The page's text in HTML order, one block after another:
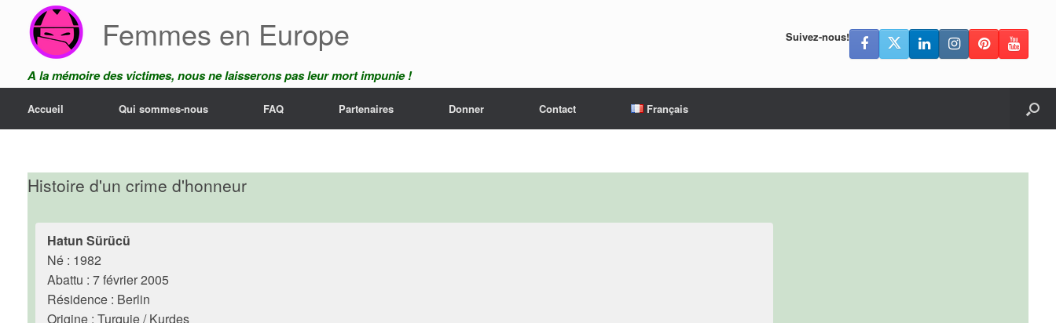
content
Femmes en Europe
A la mémoire des victimes, nous ne laisserons pas leur mort impunie !
Suivez-nous!
Accueil Qui sommes-nous FAQ Partenaires Donner Contact Français
Histoire d'un crime d'honneur
Hatun Sürücü
Né : 1982
Abattu : 7 février 2005
Résidence : Berlin
Origine : Turquie / Kurdes